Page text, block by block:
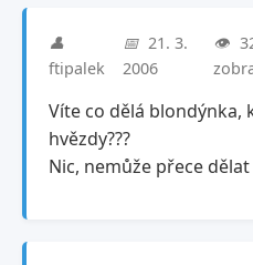
👤
ftipalek
📅 21. 3.
2006
👁️
Víte co dělá blondýnka,
hvězdy???
Nic, nemůže přece